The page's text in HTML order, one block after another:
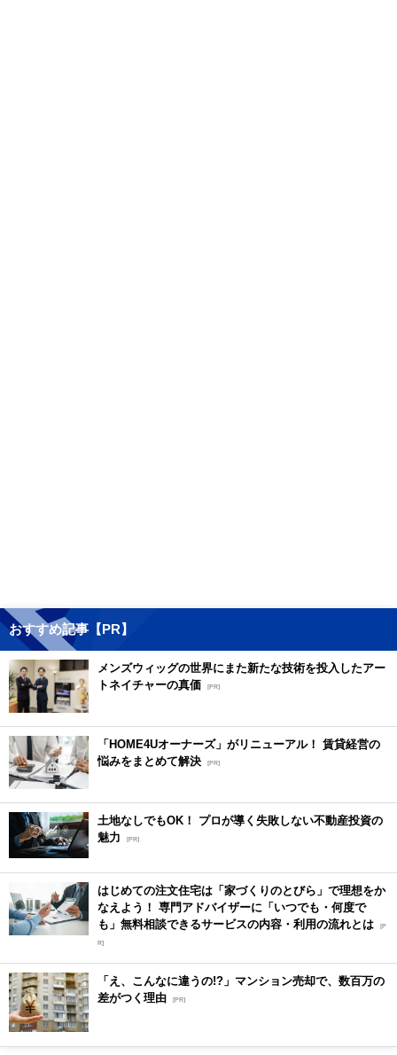
おすすめ記事【PR】
メンズウィッグの世界にまた新たな技術を投入したアー
トネイチャーの真価 [PR]
「HOME4Uオーナーズ」がリニューアル！ 賃貸経営の
悩みをまとめて解決 [PR]
土地なしでもOK！ プロが導く失敗しない不動産投資の
魅力
[PR]
はじめての注文住宅は「家づくりのとびら」で理想をか
なえよう！ 専門アドバイザーに「いつでも・何度で
も」無料相談できるサービスの内容・利用の流れとは [P
R]
「え、こんなに違うの!?」マンション売却で、数百万の
差がつく理由 [PR]